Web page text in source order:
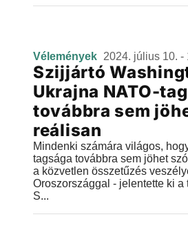
Vélemények 2024. július 10. -
Szijjártó
Ukrajna NATO-
továbbra sem
reálisan
Mindenki számára világos,
tagsága továbbra sem jöhet
a közvetlen összetűzés
Oroszországgal - jelentette ki a
S...